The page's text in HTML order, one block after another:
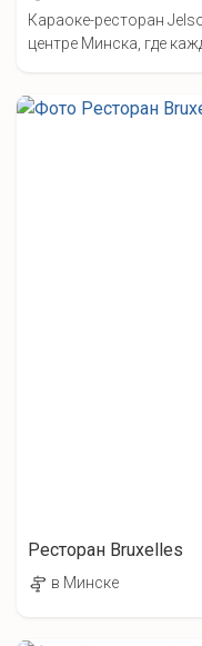
Караоке-ресторан
центре Минска, где
Ресторан Bruxelles
в Минске